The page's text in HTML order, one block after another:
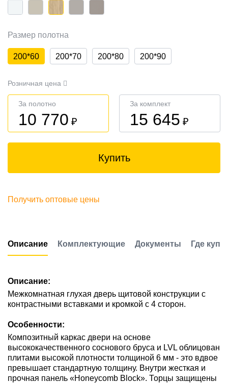
Размер полотна
200*60 200*70 200*80 200*90
Розничная цена
За полотно
10 770 ₽
За комплект
15 645 ₽
Купить
Получить оптовые цены
Описание Комплектующие Документы Где
Описание:
Межкомнатная глухая дверь щитовой конструкции с
контрастными вставками и кромкой с 4 сторон.
Особенности:
Композитный каркас двери на основе
высококачественного соснового бруса и LVL облицован
плитами высокой плотности толщиной 6 мм - это вдвое
превышает стандартную толщину. Внутри жесткая и
прочная панель «Honeycomb Block». Торцы защищены